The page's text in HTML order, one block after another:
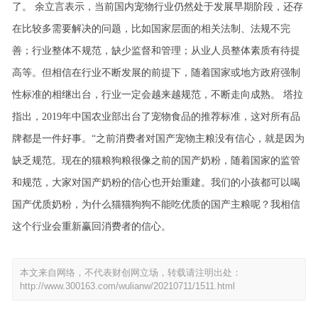
了。 余立言表示，当前国内宠物行业仍然处于发展早期阶段，还存
在比较多需要解决的问题，比如国家层面的相关法制、法规不完
善；行业整体不规范，缺少监督和管理；从业人员整体素质有待提
⾼等。但相信在行业不断发展的前提下，随着国家或地⽅政府强制
性标准的相继出台，行业⼀定会越来越规范，不断走向成熟。 塔拉
指出，2019年中国农业部出台了宠物食品的推荐标准，这对所有品
牌都是一件好事。“之前消费者对国产宠物主粮没有信心，就是因为
缺乏规范。现在的猫粮狗粮很像之前的国产奶粉，随着国家的监管
和规范，大家对国产奶粉的信心也开始重建。我们的小孩都可以喝
国产优质奶粉，为什么猫猫狗狗不能吃优质的国产主粮呢？我相信
这个行业会重新赢回消费者的信心。
本文来自网络，不代表财创网立场，转载请注明出处：
http://www.300163.com/wulianw/20210711/1511.html